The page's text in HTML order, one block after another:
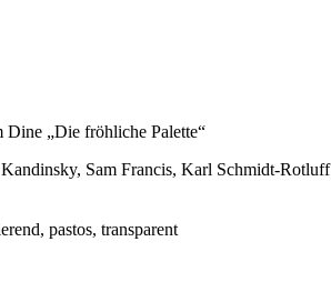
Dine „Die fröhliche Palette“
Sam Francis, Karl Schmidt-Rotluff
pastos, transparent